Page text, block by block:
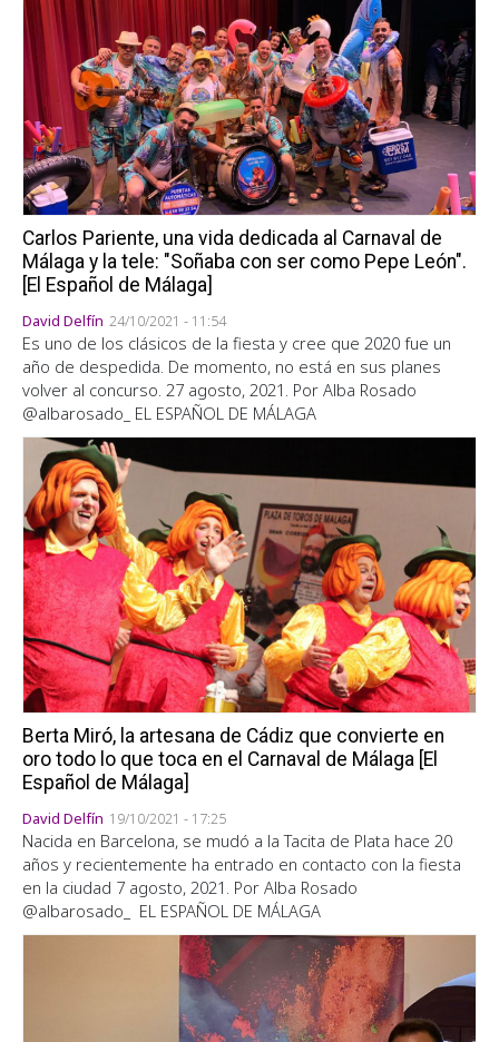
Carlos Pariente, una vida dedicada al Carnaval de
Málaga y la tele: "Soñaba con ser como Pepe León".
[El Español de Málaga]
David Delfín 24/10/2021 - 11:54
Es uno de los clásicos de la fiesta y cree que 2020 fue un
año de despedida. De momento, no está en sus planes
volver al concurso. 27 agosto, 2021. Por Alba Rosado
@albarosado_ EL ESPAÑOL DE MÁLAGA
Berta Miró, la artesana de Cádiz que convierte en
oro todo lo que toca en el Carnaval de Málaga [El
Español de Málaga]
David Delfín 19/10/2021 - 17:25
Nacida en Barcelona, se mudó a la Tacita de Plata hace 20
años y recientemente ha entrado en contacto con la fiesta
en la ciudad 7 agosto, 2021. Por Alba Rosado
@albarosado_ EL ESPAÑOL DE MÁLAGA